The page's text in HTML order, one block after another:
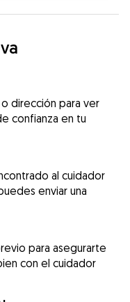
dirección para ver
confianza en tu
al cuidador
enviar una
para asegurarte
con el cuidador